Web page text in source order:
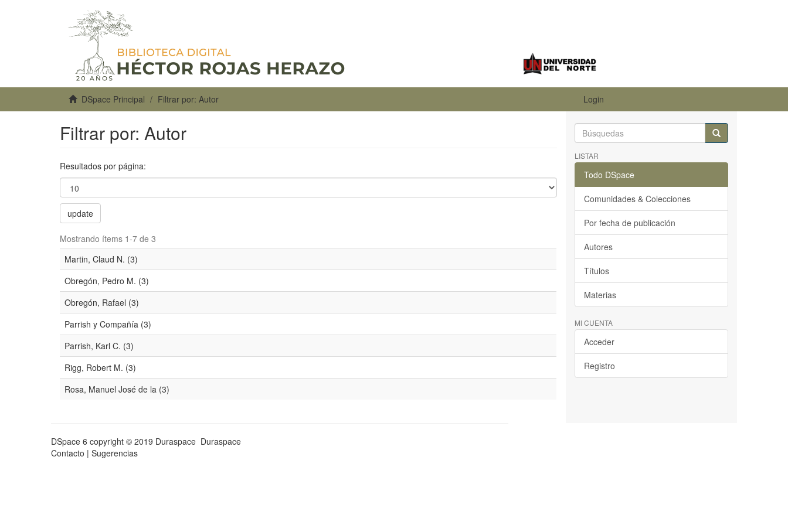
DSpace Principal Filtrar por: Autor Login
Filtrar por: Autor
Resultados por página:
update
Mostrando ítems 1-7 de 3
Martin, Claud N. (3)
Obregón, Pedro M. (3)
Obregón, Rafael (3)
Parrish y Compañía (3)
Parrish, Karl C. (3)
Rigg, Robert M. (3)
Rosa, Manuel José de la (3)
LISTAR
Todo DSpace
Comunidades & Colecciones
Por fecha de publicación
Autores
Títulos
Materias
MI CUENTA
Acceder
Registro
DSpace 6 copyright © 2019 Duraspace Duraspace
Contacto | Sugerencias